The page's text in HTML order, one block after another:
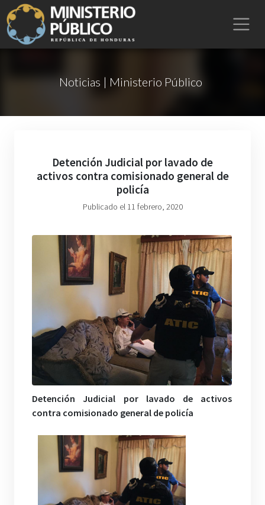
Noticias | Ministerio Público
Detención Judicial por lavado de
activos contra comisionado general de
policía
Publicado el 11 febrero, 2020
Detención Judicial por lavado de activos
contra comisionado general de policía